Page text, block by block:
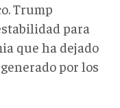
Trump
para
que ha dejado
por los